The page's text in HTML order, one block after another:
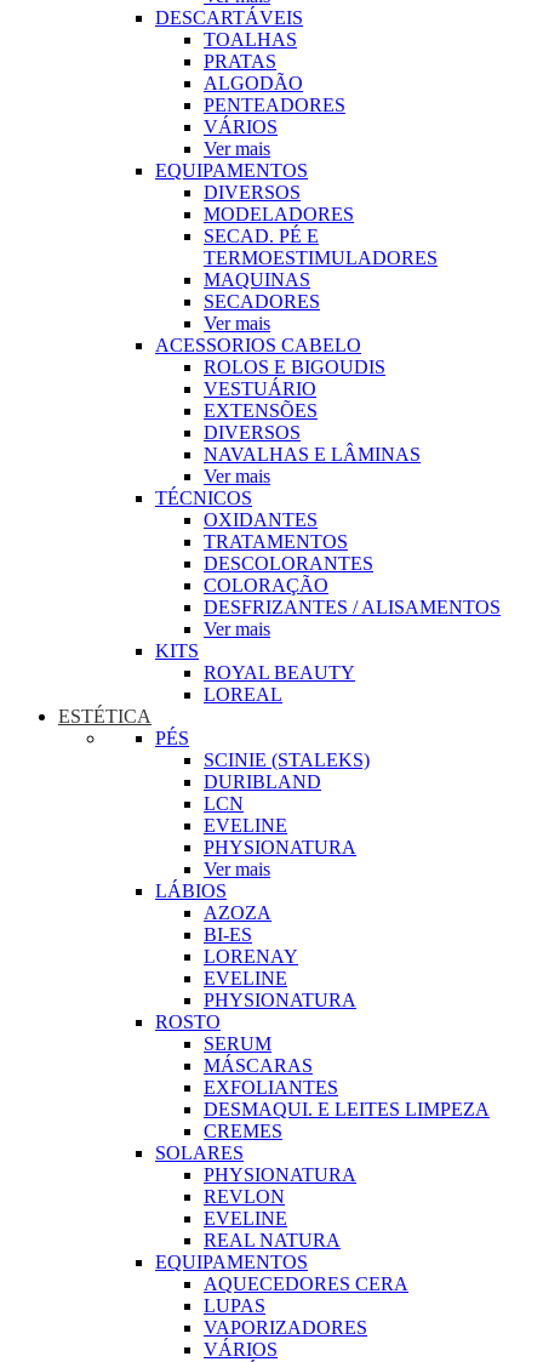
DESCARTÁVEIS
TOALHAS
PRATAS
ALGODÃO
PENTEADORES
VÁRIOS
Ver mais
EQUIPAMENTOS
DIVERSOS
MODELADORES
SECAD. PÉ E
TERMOESTIMULADORES
MAQUINAS
SECADORES
Ver mais
ACESSORIOS CABELO
ROLOS E BIGOUDIS
VESTUÁRIO
EXTENSÕES
DIVERSOS
NAVALHAS E LÂMINAS
Ver mais
TÉCNICOS
OXIDANTES
TRATAMENTOS
DESCOLORANTES
COLORAÇÃO
DESFRIZANTES / ALISAMENTOS
Ver mais
KITS
ROYAL BEAUTY
LOREAL
ESTÉTICA
PÉS
SCINIE (STALEKS)
DURIBLAND
LCN
EVELINE
PHYSIONATURA
Ver mais
LÁBIOS
AZOZA
BI-ES
LORENAY
EVELINE
PHYSIONATURA
ROSTO
SERUM
MÁSCARAS
EXFOLIANTES
DESMAQUI. E LEITES LIMPEZA
CREMES
SOLARES
PHYSIONATURA
REVLON
EVELINE
REAL NATURA
EQUIPAMENTOS
AQUECEDORES CERA
LUPAS
VAPORIZADORES
VÁRIOS